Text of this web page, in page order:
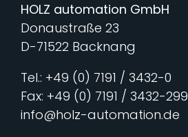
HOLZ automation GmbH
Donaustraße 23
D-71522 Backnang
Tel.: +49 (0) 7191 / 3432-0
Fax: +49 (0) 7191 / 3432-299
info@holz-automation.de